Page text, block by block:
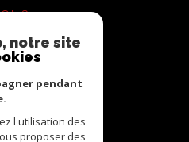
NOUS
notre site
pendant
l'utilisation des
proposer des